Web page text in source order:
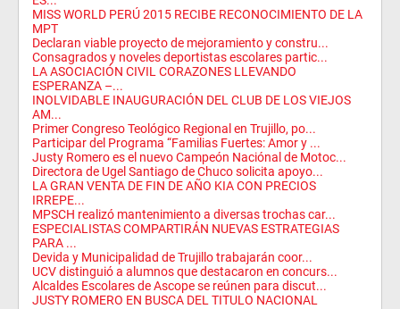
MISS WORLD PERÚ 2015 RECIBE RECONOCIMIENTO DE LA
MPT
Declaran viable proyecto de mejoramiento y constru...
Consagrados y noveles deportistas escolares partic...
LA ASOCIACIÓN CIVIL CORAZONES LLEVANDO
ESPERANZA –...
INOLVIDABLE INAUGURACIÓN DEL CLUB DE LOS VIEJOS
AM...
Primer Congreso Teológico Regional en Trujillo, po...
Participar del Programa “Familias Fuertes: Amor y ...
Justy Romero es el nuevo Campeón Naciónal de Motoc...
Directora de Ugel Santiago de Chuco solicita apoyo...
LA GRAN VENTA DE FIN DE AÑO KIA CON PRECIOS
IRREPE...
MPSCH realizó mantenimiento a diversas trochas car...
ESPECIALISTAS COMPARTIRÁN NUEVAS ESTRATEGIAS
PARA ...
Devida y Municipalidad de Trujillo trabajarán coor...
UCV distinguió a alumnos que destacaron en concurs...
Alcaldes Escolares de Ascope se reúnen para discut...
JUSTY ROMERO EN BUSCA DEL TITULO NACIONAL